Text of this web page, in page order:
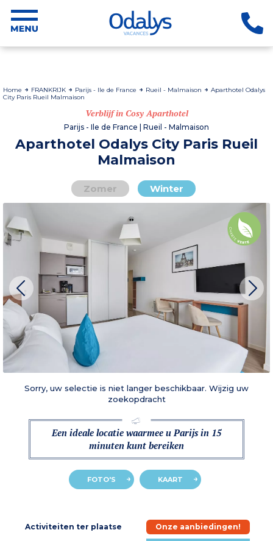
Home FRANKRIJK Parijs - Ile de France Rueil - Malmaison
Aparthotel Odalys
City Paris Rueil Malmaison
Verblijf in Cosy Aparthotel
Parijs - Ile de France | Rueil - Malmaison
Aparthotel Odalys City Paris Rueil
Malmaison
Zomer Winter
Sorry, uw selectie is niet langer beschikbaar. Wijzig uw
zoekopdracht
Een ideale locatie waarmee u Parijs in 15
minuten kunt bereiken
FOTO'S KAART
Activiteiten ter plaatse Onze aanbiedingen!